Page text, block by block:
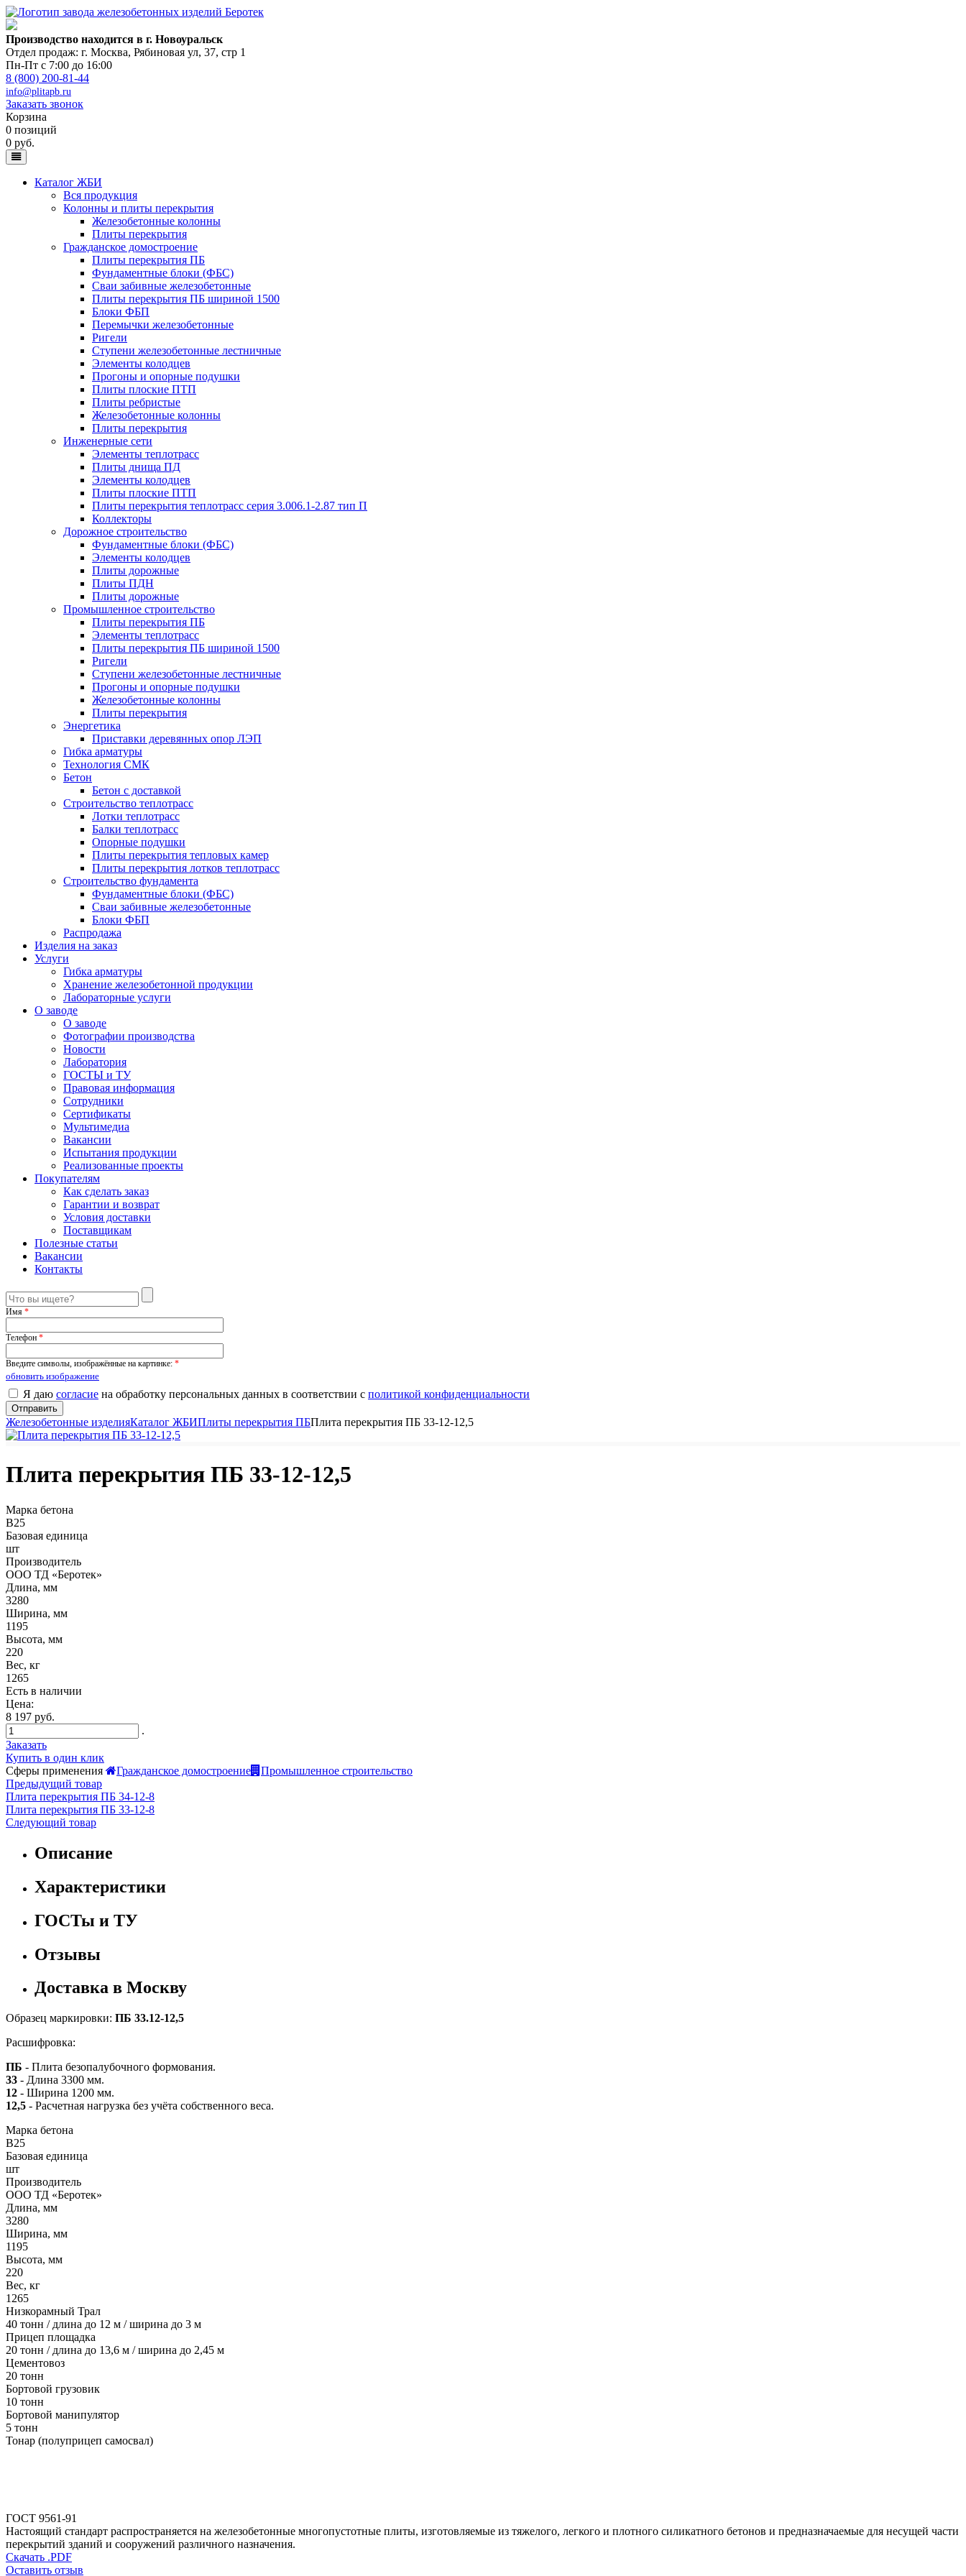
Производство находится в г. Новоуральск
Отдел продаж: г. Москва, Рябиновая ул, 37, стр 1
Пн-Пт с 7:00 до 16:00
8 (800) 200-81-44
info@plitapb.ru
Заказать звонок
Корзина
0 позиций
0 руб.
Каталог ЖБИ
Вся продукция
Колонны и плиты перекрытия
Железобетонные колонны
Плиты перекрытия
Гражданское домостроение
Плиты перекрытия ПБ
Фундаментные блоки (ФБС)
Сваи забивные железобетонные
Плиты перекрытия ПБ шириной 1500
Блоки ФБП
Перемычки железобетонные
Ригели
Ступени железобетонные лестничные
Элементы колодцев
Прогоны и опорные подушки
Плиты плоские ПТП
Плиты ребристые
Железобетонные колонны
Плиты перекрытия
Инженерные сети
Элементы теплотрасс
Плиты днища ПД
Элементы колодцев
Плиты плоские ПТП
Плиты перекрытия теплотрасс серия 3.006.1-2.87 тип П
Коллекторы
Дорожное строительство
Фундаментные блоки (ФБС)
Элементы колодцев
Плиты дорожные
Плиты ПДН
Плиты дорожные
Промышленное строительство
Плиты перекрытия ПБ
Элементы теплотрасс
Плиты перекрытия ПБ шириной 1500
Ригели
Ступени железобетонные лестничные
Прогоны и опорные подушки
Железобетонные колонны
Плиты перекрытия
Энергетика
Приставки деревянных опор ЛЭП
Гибка арматуры
Технология СМК
Бетон
Бетон с доставкой
Строительство теплотрасс
Лотки теплотрасс
Балки теплотрасс
Опорные подушки
Плиты перекрытия тепловых камер
Плиты перекрытия лотков теплотрасс
Строительство фундамента
Фундаментные блоки (ФБС)
Сваи забивные железобетонные
Блоки ФБП
Распродажа
Изделия на заказ
Услуги
Гибка арматуры
Хранение железобетонной продукции
Лабораторные услуги
О заводе
О заводе
Фотографии производства
Новости
Лаборатория
ГОСТЫ и ТУ
Правовая информация
Сотрудники
Сертификаты
Мультимедиа
Вакансии
Испытания продукции
Реализованные проекты
Покупателям
Как сделать заказ
Гарантии и возврат
Условия доставки
Поставщикам
Полезные статьи
Вакансии
Контакты
Имя *
Телефон *
Введите символы, изображённые на картинке: *
обновить изображение
Я даю согласие на обработку персональных данных в соответствии с политикой конфиденциальности
Железобетонные изделияКаталог ЖБИПлиты перекрытия ПБПлита перекрытия ПБ 33-12-12,5
Плита перекрытия ПБ 33-12-12,5
Марка бетона
B25
Базовая единица
шт
Производитель
ООО ТД «Беротек»
Длина, мм
3280
Ширина, мм
1195
Высота, мм
220
Вес, кг
1265
Есть в наличии
Цена:
8 197 руб.
.
Заказать
Купить в один клик
Сферы применения
Гражданское домостроение
Промышленное строительство
Предыдущий товар
Плита перекрытия ПБ 34-12-8
Плита перекрытия ПБ 33-12-8
Следующий товар
Описание
Характеристики
ГОСТы и ТУ
Отзывы
Доставка в Москву
Образец маркировки: ПБ 33.12-12,5
Расшифровка:
ПБ - Плита безопалубочного формования.
33 - Длина 3300 мм.
12 - Ширина 1200 мм.
12,5 - Расчетная нагрузка без учёта собственного веса.
Марка бетона
B25
Базовая единица
шт
Производитель
ООО ТД «Беротек»
Длина, мм
3280
Ширина, мм
1195
Высота, мм
220
Вес, кг
1265
Низкорамный Трал
40 тонн / длина до 12 м / ширина до 3 м
Прицеп площадка
20 тонн / длина до 13,6 м / ширина до 2,45 м
Цементовоз
20 тонн
Бортовой грузовик
10 тонн
Бортовой манипулятор
5 тонн
Тонар (полуприцеп самосвал)
ГОСТ 9561-91
Настоящий стандарт распространяется на железобетонные многопустотные плиты, изготовляемые из тяжелого, легкого и плотного силикатного бетонов и предназначаемые для несущей части
перекрытий зданий и сооружений различного назначения.
Скачать .PDF
Оставить отзыв